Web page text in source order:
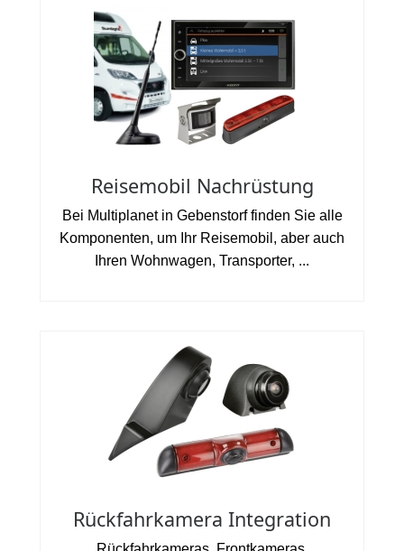
Reisemobil Nachrüstung
Bei Multiplanet in Gebenstorf finden Sie alle
Komponenten, um Ihr Reisemobil, aber auch
Ihren Wohnwagen, Transporter, ...
Rückfahrkamera Integration